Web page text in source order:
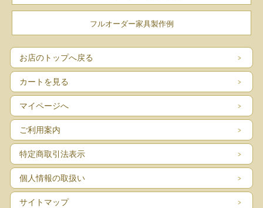
フルオーダー家具製作例
お店のトップへ戻る
カートを見る
マイページへ
ご利用案内
特定商取引法表示
個人情報の取扱い
サイトマップ